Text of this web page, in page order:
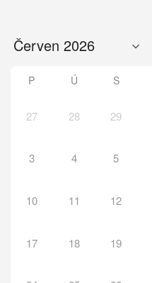
P Ú S
27 28 29
3 4 5
10 11 12
17 18 19